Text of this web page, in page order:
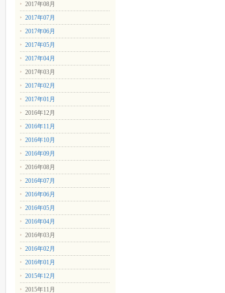
2017年08月
2017年07月
2017年06月
2017年05月
2017年04月
2017年03月
2017年02月
2017年01月
2016年12月
2016年11月
2016年10月
2016年09月
2016年08月
2016年07月
2016年06月
2016年05月
2016年04月
2016年03月
2016年02月
2016年01月
2015年12月
2015年11月